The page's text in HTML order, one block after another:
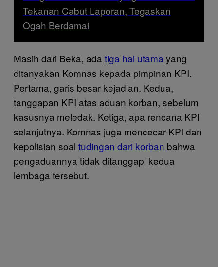
Tekanan Cabut Laporan, Tegaskan
Ogah Berdamai
Masih dari Beka, ada tiga hal utama yang
ditanyakan Komnas kepada pimpinan KPI.
Pertama, garis besar kejadian. Kedua,
tanggapan KPI atas aduan korban, sebelum
kasusnya meledak. Ketiga, apa rencana KPI
selanjutnya. Komnas juga mencecar KPI dan
kepolisian soal tudingan dari korban bahwa
pengaduannya tidak ditanggapi kedua
lembaga tersebut.